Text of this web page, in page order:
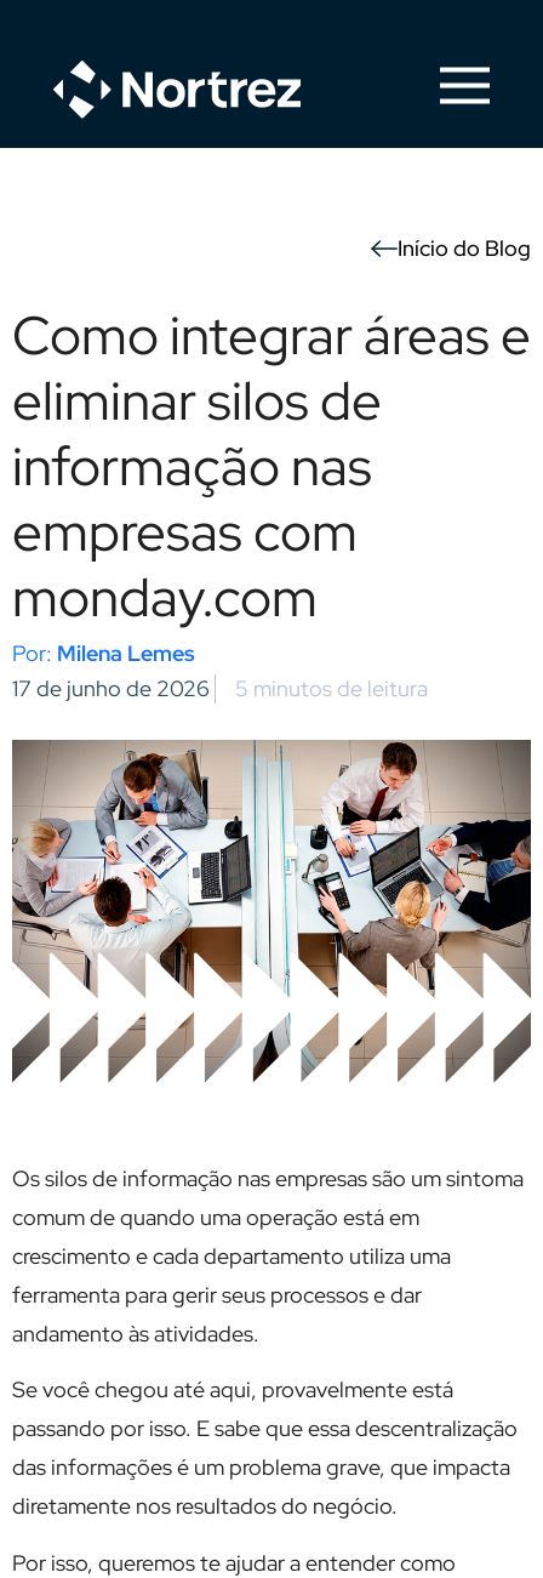
Início do Blog
Como integrar áreas e
eliminar silos de
informação nas
empresas com
monday.com
Milena Lemes
17 de junho de 2026
5 minutos de leitura
Os silos de informação nas empresas são um sintoma
comum de quando uma operação está em
crescimento e cada departamento utiliza uma
ferramenta para gerir seus processos e dar
andamento às atividades.
Se você chegou até aqui, provavelmente está
passando por isso. E sabe que essa descentralização
das informações é um problema grave, que impacta
diretamente nos resultados do negócio.
Por isso, queremos te ajudar a entender como